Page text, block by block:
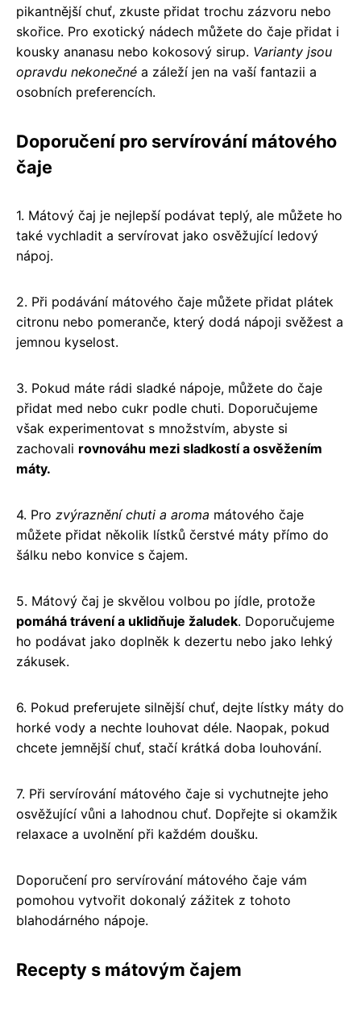
pikantnější chuť, zkuste přidat trochu zázvoru nebo
skořice. Pro exotický nádech můžete do čaje přidat i
kousky ananasu nebo kokosový sirup. Varianty jsou
opravdu nekonečné a záleží jen na vaší fantazii a
osobních preferencích.
Doporučení pro servírování mátového
čaje
1. Mátový čaj je nejlepší podávat teplý, ale můžete ho
také vychladit a servírovat jako osvěžující ledový
nápoj.
2. Při podávání mátového čaje můžete přidat plátek
citronu nebo pomeranče, který dodá nápoji svěžest a
jemnou kyselost.
3. Pokud máte rádi sladké nápoje, můžete do čaje
přidat med nebo cukr podle chuti. Doporučujeme
však experimentovat s množstvím, abyste si
zachovali rovnováhu mezi sladkostí a osvěžením
máty.
4. Pro zvýraznění chuti a aroma mátového čaje
můžete přidat několik lístků čerstvé máty přímo do
šálku nebo konvice s čajem.
5. Mátový čaj je skvělou volbou po jídle, protože
pomáhá trávení a uklidňuje žaludek. Doporučujeme
ho podávat jako doplněk k dezertu nebo jako lehký
zákusek.
6. Pokud preferujete silnější chuť, dejte lístky máty do
horké vody a nechte louhovat déle. Naopak, pokud
chcete jemnější chuť, stačí krátká doba louhování.
7. Při servírování mátového čaje si vychutnejte jeho
osvěžující vůni a lahodnou chuť. Dopřejte si okamžik
relaxace a uvolnění při každém doušku.
Doporučení pro servírování mátového čaje vám
pomohou vytvořit dokonalý zážitek z tohoto
blahodárného nápoje.
Recepty s mátovým čajem